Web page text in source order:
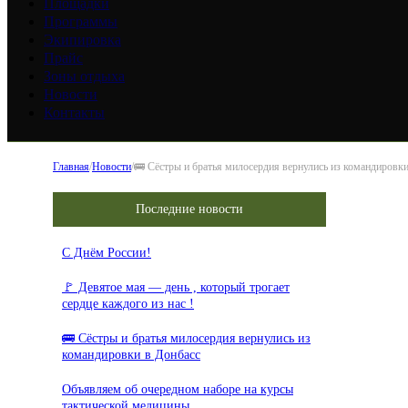
Площадки
Программы
Экипировка
Прайс
Зоны отдыха
Новости
Контакты
Главная/Новости/🚌 Сёстры и братья милосердия вернулись из
Последние новости
С Днём России!
🚩 Девятое мая — день , который трогает
сердце каждого из нас !
🚌 Сёстры и братья милосердия вернулись из
командировки в Донбасс
Объявляем об очередном наборе на курсы